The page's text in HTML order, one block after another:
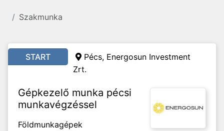
Szakmunka
START
Pécs, Energosun Investment
Zrt.
Gépkezelő munka pécsi
munkavégzéssel
Földmunkagépek